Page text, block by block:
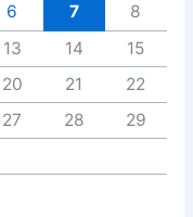
6 7
8
13 14
15
20 21
22
27 28
29